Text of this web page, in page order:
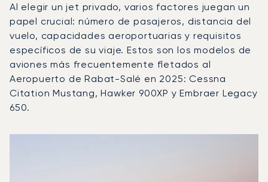
Al elegir un jet privado, varios factores juegan un
papel crucial: número de pasajeros, distancia del
vuelo, capacidades aeroportuarias y requisitos
específicos de su viaje. Estos son los modelos de
aviones más frecuentemente fletados al
Aeropuerto de Rabat-Salé en 2025: Cessna
Citation Mustang, Hawker 900XP y Embraer Legacy
650.